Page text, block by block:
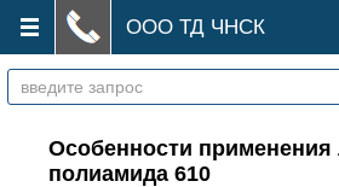
ООО ТД ЧНСК
Особенности применения
полиамида 610